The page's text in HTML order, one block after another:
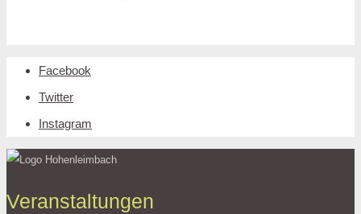
Facebook
Twitter
Instagram
Veranstaltungen